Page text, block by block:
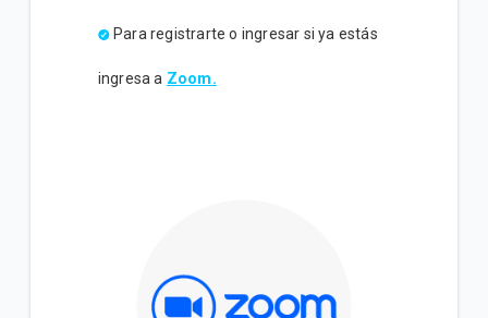
Para registrarte o ingresar si ya estás
ingresa a Zoom.